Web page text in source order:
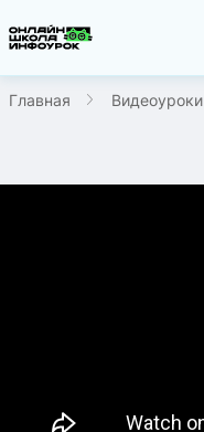
Главная Видеоуроки